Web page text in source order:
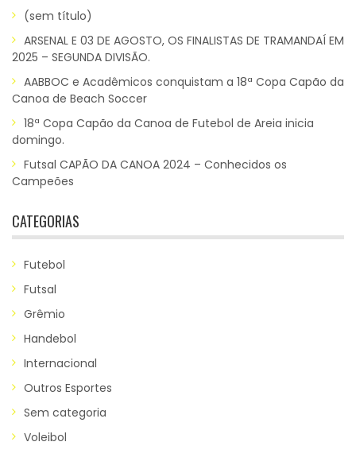
(sem título)
ARSENAL E 03 DE AGOSTO, OS FINALISTAS DE TRAMANDAÍ EM
2025 – SEGUNDA DIVISÃO.
AABBOC e Acadêmicos conquistam a 18ª Copa Capão da
Canoa de Beach Soccer
18ª Copa Capão da Canoa de Futebol de Areia inicia
domingo.
Futsal CAPÃO DA CANOA 2024 – Conhecidos os
Campeões
CATEGORIAS
Futebol
Futsal
Grêmio
Handebol
Internacional
Outros Esportes
Sem categoria
Voleibol